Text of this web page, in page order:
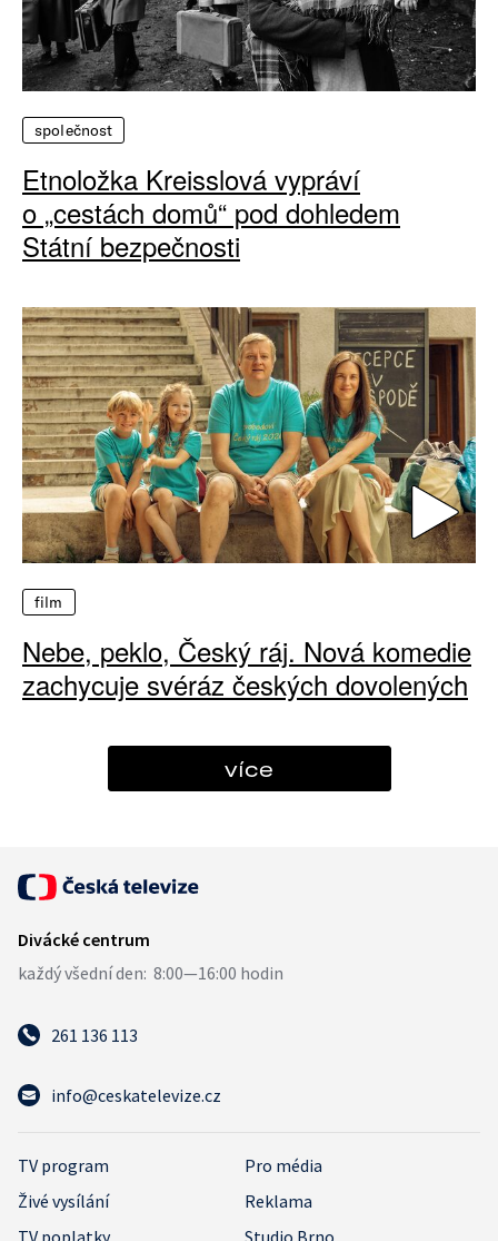
společnost
Etnoložka Kreisslová vypráví
o „cestách domů“ pod dohledem
Státní bezpečnosti
film
Nebe, peklo, Český ráj. Nová komedie
zachycuje svéráz českých dovolených
více
261 136 113
info@ceskatelevize.cz
TV program
Pro média
Živé vysílání
Reklama